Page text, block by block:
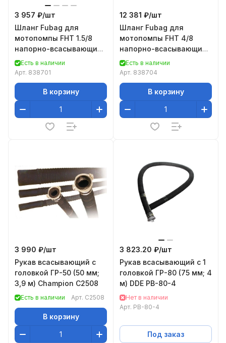
3 957 ₽/шт
Шланг Fubag для
мотопомпы FHT 1.5/8
напорно-всасывающий
1.5"/8 м (838701), Шланг
для мотопомпы FHT
Есть в наличии
Арт. 838701
В корзину
12 381 ₽/шт
Шланг Fubag для
мотопомпы FHT 4/8
напорно-всасывающий
4"/8 м (838704), Шланг
для мотопомпы FHT 4/
Есть в наличии
Арт. 838704
В корзину
3 990 ₽/шт
Рукав всасывающий с
головкой ГР-50 (50 мм;
3,9 м) Champion C2508
Есть в наличии Арт. C2508
В корзину
3 823.20 ₽/шт
Рукав всасывающий с 1
головкой ГР-80 (75 мм; 4
м) DDE РВ-80-4
Нет в наличии
Арт. РВ-80-4
Под заказ